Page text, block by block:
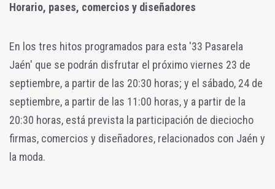
Horario, pases, comercios y diseñadores
En los tres hitos programados para esta '33 Pasarela
Jaén' que se podrán disfrutar el próximo viernes 23 de
septiembre, a partir de las 20:30 horas; y el sábado, 24 de
septiembre, a partir de las 11:00 horas, y a partir de la
20:30 horas, está prevista la participación de dieciocho
firmas, comercios y diseñadores, relacionados con Jaén y
la moda.